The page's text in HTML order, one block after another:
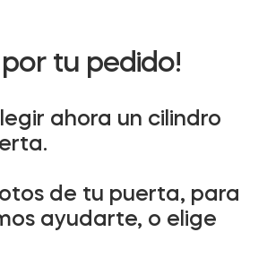
por tu pedido!
ahora un cilindro
de tu puerta, para
ayudarte, o elige